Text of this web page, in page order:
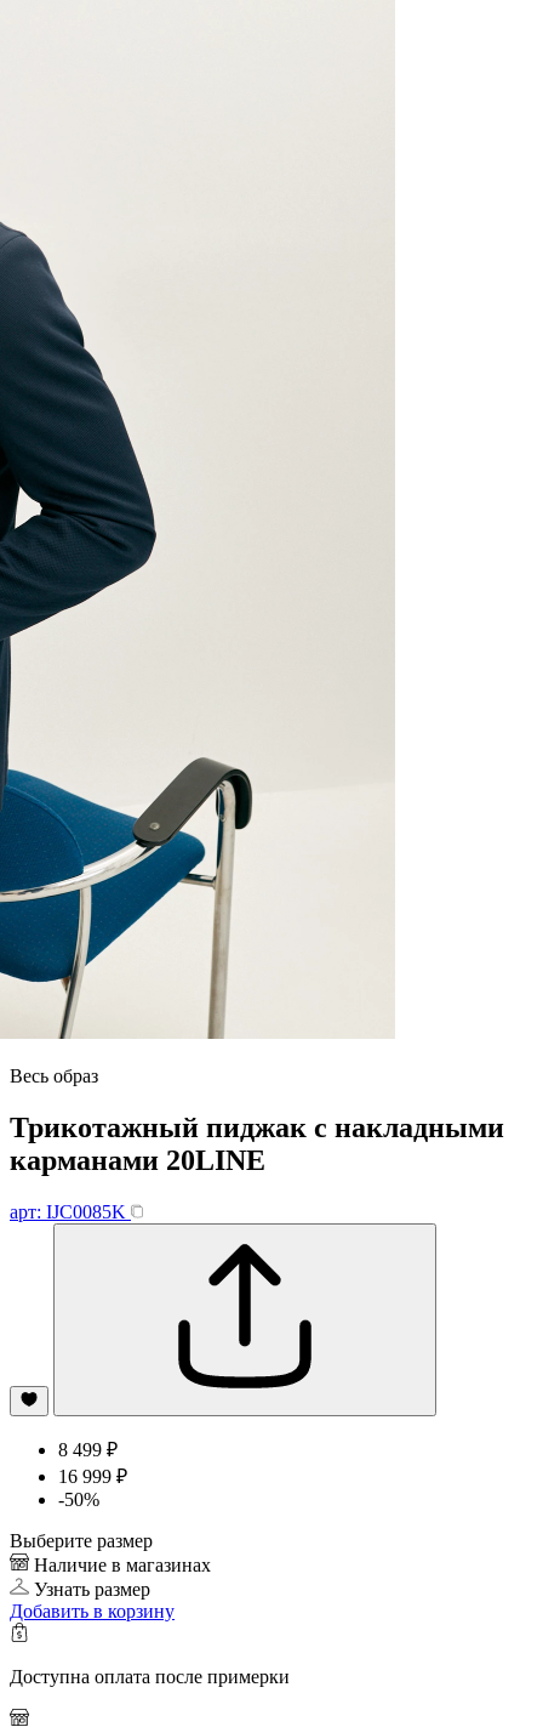
Весь образ
Трикотажный пиджак с накладными
карманами 20LINE
арт: IJC0085K
8 499 ₽
16 999 ₽
-50%
Выберите размер
Наличие в магазинах
Узнать размер
Добавить в корзину
Доступна оплата после примерки